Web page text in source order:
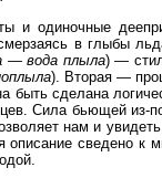
и оди­ночные
в глыбы
— вода плыла) —
). Вторая —
быть сделана
Сила бьющей из-
нам и
описание сведено